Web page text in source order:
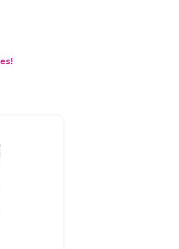
concordo em receber comunicações.
empresa está comprometida a proteger e respeitar sua
utilizaremos seus dados apenas para fins de
Você pode alterar suas preferências a qualquer